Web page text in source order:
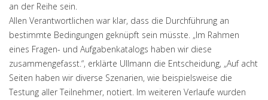
an der Reihe sein.
Allen Verantwortlichen war klar, dass die Durchführung an
bestimmte Bedingungen geknüpft sein müsste. „Im Rahmen
eines Fragen- und Aufgabenkatalogs haben wir diese
zusammengefasst.“, erklärte Ullmann die Entscheidung, „Auf acht
Seiten haben wir diverse Szenarien, wie beispielsweise die
Testung aller Teilnehmer, notiert. Im weiteren Verlaufe wurden